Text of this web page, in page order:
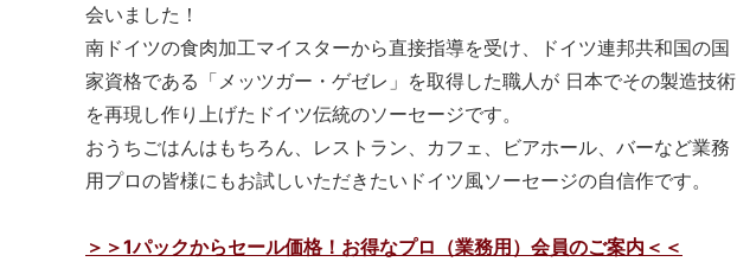
会いました！
南ドイツの食肉加工マイスターから直接指導を受け、ドイツ連邦共和国の国
家資格である「メッツガー・ゲゼレ」を取得した職人が 日本でその製造技術
を再現し作り上げたドイツ伝統のソーセージです。
おうちごはんはもちろん、レストラン、カフェ、ビアホール、バーなど業務
用プロの皆様にもお試しいただきたいドイツ風ソーセージの自信作です。
＞＞1パックからセール価格！お得なプロ（業務用）会員のご案内＜＜